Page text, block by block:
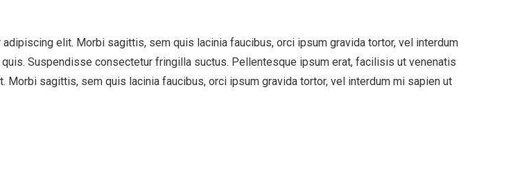
elit. Morbi sagittis, sem quis lacinia faucibus, orci ipsum gravida tortor, vel interdum
Suspendisse consectetur fringilla suctus. Pellentesque ipsum erat, facilisis ut venenatis
sagittis, sem quis lacinia faucibus, orci ipsum gravida tortor, vel interdum mi sapien ut